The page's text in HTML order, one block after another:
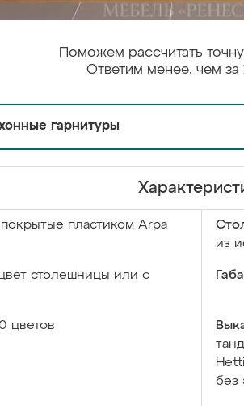
Поможем рассчитать
Ответим менее, чем за
гарнитуры
пластиком Arpa
из
столешницы или с
цветов
без